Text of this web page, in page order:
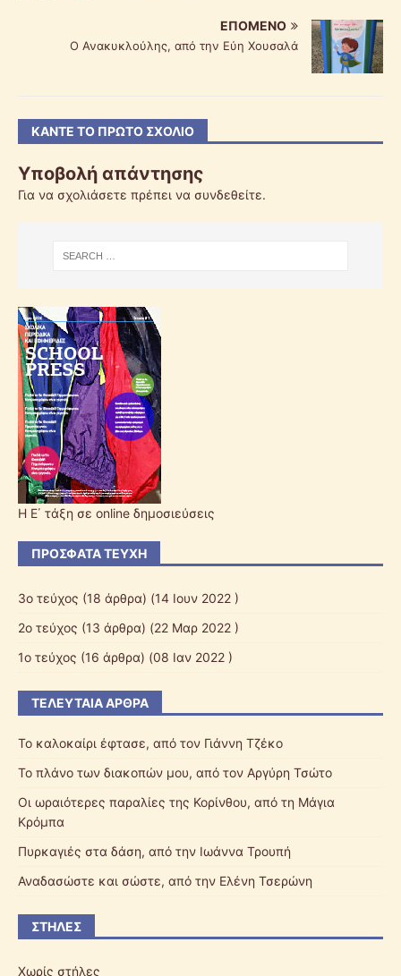
ΕΠΌΜΕΝΟ
Ο Ανακυκλούλης, από την Εύη Χουσαλά
ΚΆΝΤΕ ΤΟ ΠΡΏΤΟ ΣΧΌΛΙΟ
Υποβολή απάντησης
Για να σχολιάσετε πρέπει να συνδεθείτε.
Η Ε΄ τάξη σε online δημοσιεύσεις
ΠΡΌΣΦΑΤΑ ΤΕΎΧΗ
3ο τεύχος (18 άρθρα) (14 Ιουν 2022 )
2ο τεύχος (13 άρθρα) (22 Μαρ 2022 )
1ο τεύχος (16 άρθρα) (08 Ιαν 2022 )
ΤΕΛΕΥΤΑΊΑ ΆΡΘΡΑ
Το καλοκαίρι έφτασε, από τον Γιάννη Τζέκο
Το πλάνο των διακοπών μου, από τον Αργύρη Τσώτο
Οι ωραιότερες παραλίες της Κορίνθου, από τη Μάγια
Κρόμπα
Πυρκαγιές στα δάση, από την Ιωάννα Τρουπή
Αναδασώστε και σώστε, από την Ελένη Τσερώνη
ΣΤΉΛΕΣ
Χωρίς στήλες